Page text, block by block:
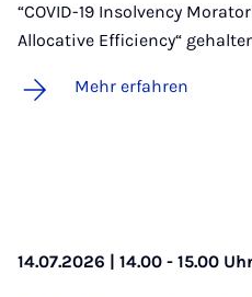
“COVID-19 Insolvency
Allocative Efficiency“
Mehr erfahren
14.07.2026 | 14.00 - 15.00